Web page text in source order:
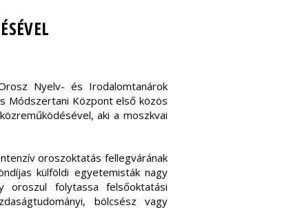
Nyelv- és Irodalomtanárok
Módszertani Központ első közös
aki a moszkvai
oroszoktatás fellegvárának
külföldi egyetemisták nagy
folytassa felsőoktatási
bölcsész vagy